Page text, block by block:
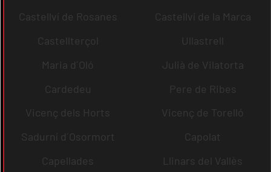
Castellví de Rosanes
Castellví de la Marca
Castellterçol
Ullastrell
Maria d´Oló
Julià de Vilatorta
Cardedeu
Pere de Ribes
Vicenç dels Horts
Vicenç de Torelló
Sadurní d´Osormort
Capolat
Capellades
Llinars del Vallès